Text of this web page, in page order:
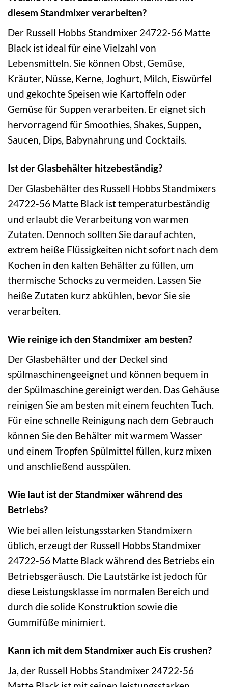
diesem Standmixer verarbeiten?
Der Russell Hobbs Standmixer 24722-56 Matte
Black ist ideal für eine Vielzahl von
Lebensmitteln. Sie können Obst, Gemüse,
Kräuter, Nüsse, Kerne, Joghurt, Milch, Eiswürfel
und gekochte Speisen wie Kartoffeln oder
Gemüse für Suppen verarbeiten. Er eignet sich
hervorragend für Smoothies, Shakes, Suppen,
Saucen, Dips, Babynahrung und Cocktails.
Ist der Glasbehälter hitzebeständig?
Der Glasbehälter des Russell Hobbs Standmixers
24722-56 Matte Black ist temperaturbeständig
und erlaubt die Verarbeitung von warmen
Zutaten. Dennoch sollten Sie darauf achten,
extrem heiße Flüssigkeiten nicht sofort nach dem
Kochen in den kalten Behälter zu füllen, um
thermische Schocks zu vermeiden. Lassen Sie
heiße Zutaten kurz abkühlen, bevor Sie sie
verarbeiten.
Wie reinige ich den Standmixer am besten?
Der Glasbehälter und der Deckel sind
spülmaschinengeeignet und können bequem in
der Spülmaschine gereinigt werden. Das Gehäuse
reinigen Sie am besten mit einem feuchten Tuch.
Für eine schnelle Reinigung nach dem Gebrauch
können Sie den Behälter mit warmem Wasser
und einem Tropfen Spülmittel füllen, kurz mixen
und anschließend ausspülen.
Wie laut ist der Standmixer während des
Betriebs?
Wie bei allen leistungsstarken Standmixern
üblich, erzeugt der Russell Hobbs Standmixer
24722-56 Matte Black während des Betriebs ein
Betriebsgeräusch. Die Lautstärke ist jedoch für
diese Leistungsklasse im normalen Bereich und
durch die solide Konstruktion sowie die
Gummifüße minimiert.
Kann ich mit dem Standmixer auch Eis crushen?
Ja, der Russell Hobbs Standmixer 24722-56